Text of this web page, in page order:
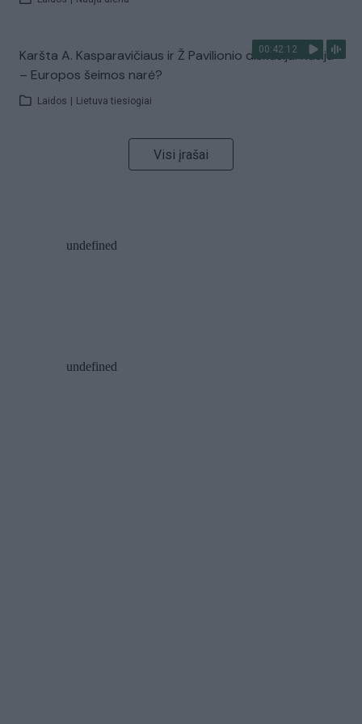
00:42:12
Karšta A. Kasparavičiaus ir Ž Pavilionio diskusija: Rusija
– Europos šeimos narė?
Laidos Lietuva tiesiogiai
Visi įrašai